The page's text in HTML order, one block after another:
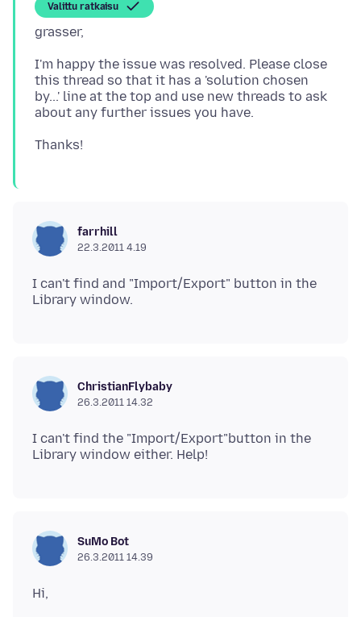
Valittu ratkaisu
I'm happy the issue was resolved. Please close
this thread so that it has a 'solution chosen
by...' line at the top and use new threads to ask
farrhill
22.3.2011 4.19
I can't find and "Import/Export" button in the
ChristianFlybaby
26.3.2011 14.32
I can't find the "Import/Export"button in the
SuMo Bot
26.3.2011 14.39